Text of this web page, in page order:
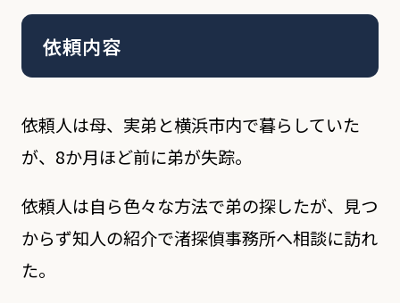
依頼内容
依頼人は母、実弟と横浜市内で暮らしていた
が、8か月ほど前に弟が失踪。
依頼人は自ら色々な方法で弟の探したが、見つ
からず知人の紹介で渚探偵事務所へ相談に訪れ
た。